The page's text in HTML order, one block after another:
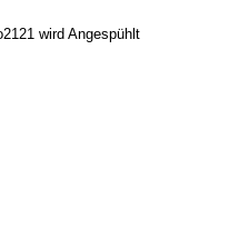
wird Angespühlt